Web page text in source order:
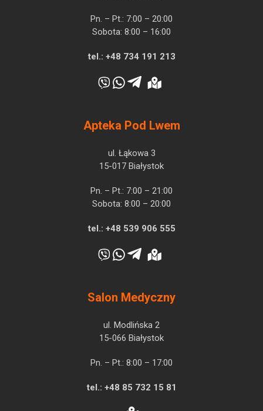
Pn. – Pt.: 7:00 – 20:00
Sobota: 8:00 – 16:00
tel.: +48 734 191 213
Apteka Pod Lwem
ul. Łąkowa 3
15-017 Białystok
Pn. – Pt.: 7:00 – 21:00
Sobota: 8:00 – 20:00
tel.: +48 539 906 555
Salon Medyczny
ul. Modlińska 2
15-066 Białystok
Pn. – Pt.: 8:00 – 17:00
tel.: +48 85 732 15 81